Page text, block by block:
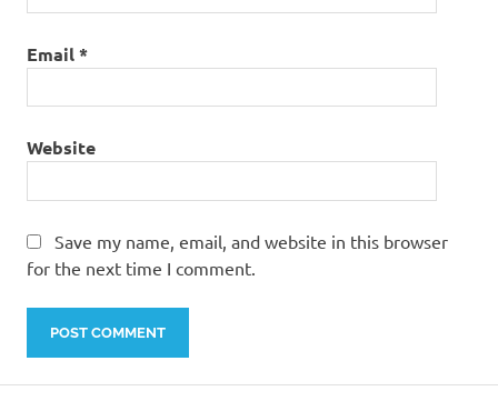
Email*
Website
Save my name, email, and website in this browser
for the next time I comment.